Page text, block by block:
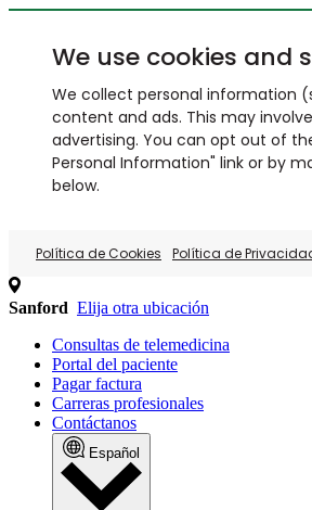
We use cookies and
We collect personal information
content and ads. This may
advertising. You can opt out of
Personal Information" link or by
below.
Política de Cookies Política de
Sanford Elija otra ubicación
Consultas de telemedicina
Portal del paciente
Pagar factura
Carreras profesionales
Contáctanos
Español